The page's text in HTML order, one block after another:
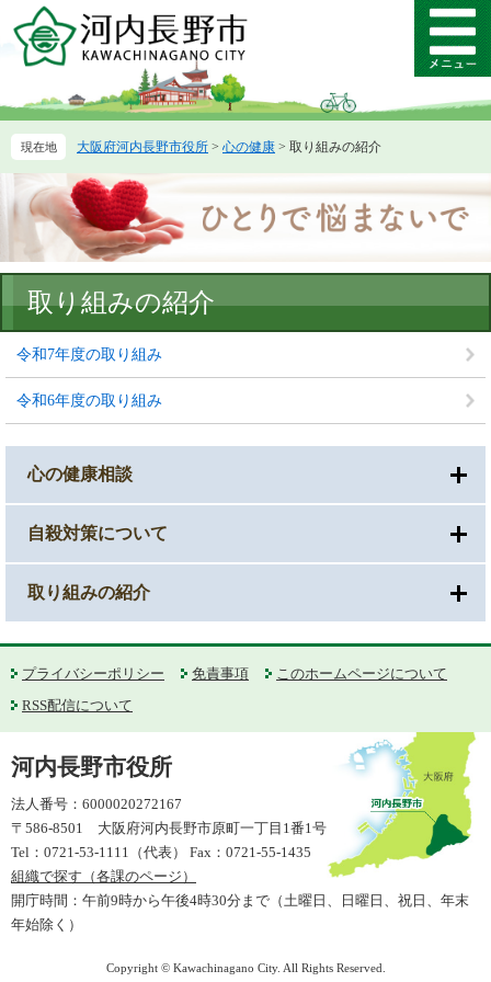
ー
先
す。
ニ
を
し
本
へ
メ
ニ
ー
大阪府河内長野市役所 > 心の健康 > 取り組みの紹介
文
取り組みの紹介
令和7年度の取り組み
令和6年度の取り組み
心の健康相談
自殺対策について
取り組みの紹介
プライバシーポリシー 免責事項
このホームページについて
RSS配信について
河内長野市役所
法人番号：6000020272167
〒586-8501 大阪府河内長野市原町一丁目1番1号
Tel：0721-53-1111（代表） Fax：0721-55-1435
組織で探す（各課のページ）
開庁時間：午前9時から午後4時30分まで（土曜日、日曜日、祝日、年末
年始除く）
Copyright © Kawachinagano City. All Rights Reserved.